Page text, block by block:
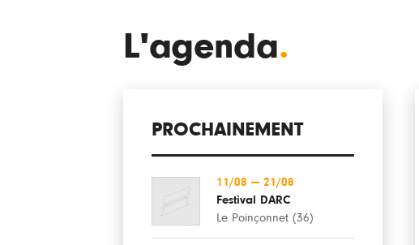
L'agenda.
PROCHAINEMENT
11/08 — 21/08
Festival DARC
Le Poinçonnet (36)